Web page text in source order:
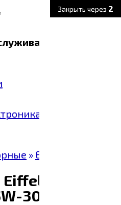
Закрыть через1
» Eiffel
Opera
30 SN